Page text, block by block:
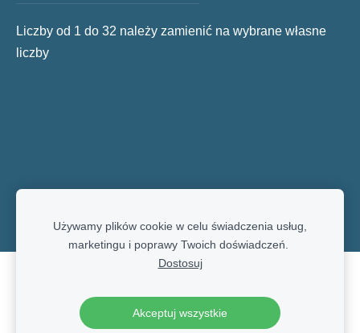
Liczby od 1 do 32 należy zamienić na wybrane własne
liczby
Używamy plików cookie w celu świadczenia usług,
marketingu i poprawy Twoich doświadczeń.
Dostosuj
Akceptuj wszystkie